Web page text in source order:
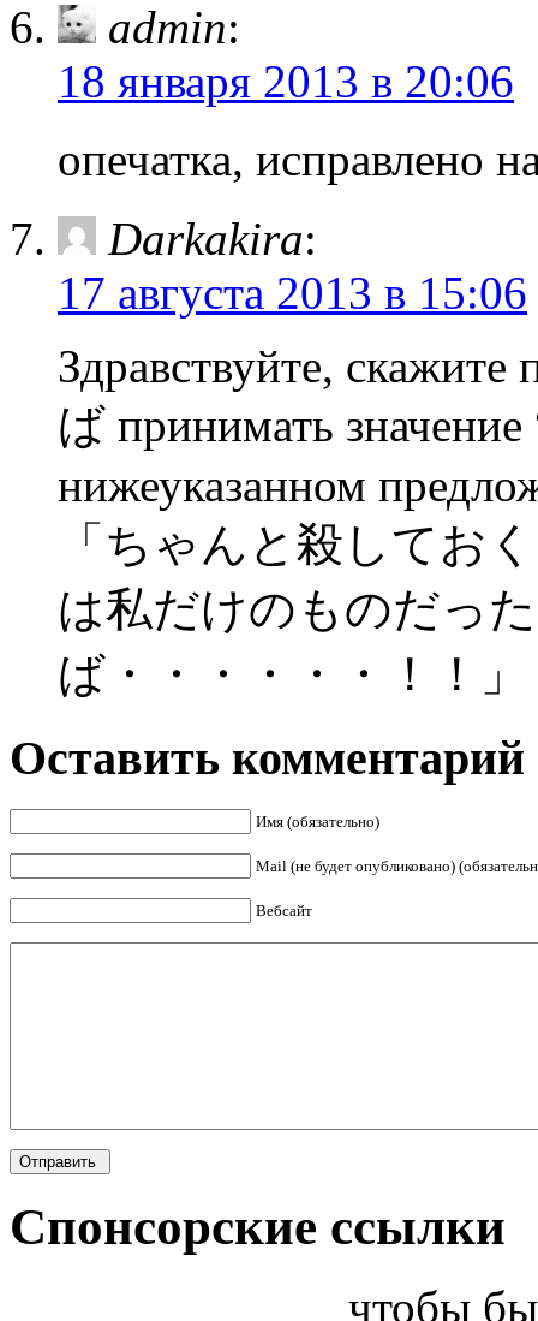
admin:
18 января 2013 в 20:06
опечатка, исправлено
Darkakira:
17 августа 2013 в 15:06
Здравствуйте,
ば принимать
нижеуказанном
「ちゃんと殺してお
は私だけのものだっ
ば・・・・・・！！」
Оставить комментарий
Имя (обязательно)
Mail (не будет опубликовано)
Вебсайт
Спонсорские ссылки
чтобы